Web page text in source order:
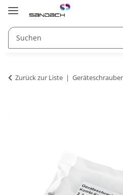
Zurück zur Liste